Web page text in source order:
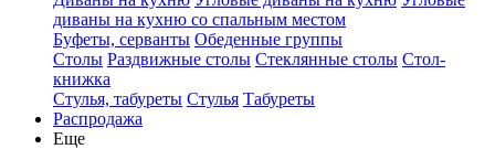
диваны на кухню со спальным местом
Буфеты, серванты Обеденные группы
Столы Раздвижные столы Стеклянные столы Стол-
книжка
Стулья, табуреты Стулья Табуреты
Распродажа
Еще